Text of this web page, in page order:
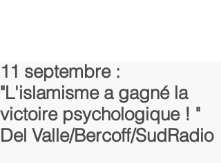
11 septembre :
"L'islamisme a gagné la
victoire psychologique ! "
Del Valle/Bercoff/SudRadio